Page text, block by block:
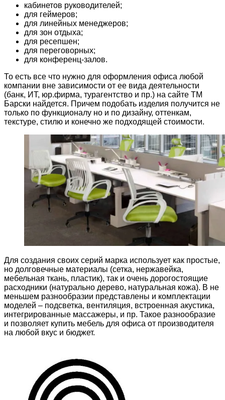
кабинетов руководителей;
для геймеров;
для линейных менеджеров;
для зон отдыха;
для ресепшен;
для переговорных;
для конференц-залов.
То есть все что нужно для оформления офиса любой
компании вне зависимости от ее вида деятельности
(банк, ИТ, юр.фирма, турагентство и пр.) на сайте ТМ
Барски найдется. Причем подобать изделия получится не
только по функционалу но и по дизайну, оттенкам,
текстуре, стилю и конечно же подходящей стоимости.
Для создания своих серий марка использует как простые,
но долговечные материалы (сетка, нержавейка,
мебельная ткань, пластик), так и очень дорогостоящие
расходники (натурально дерево, натуральная кожа). В не
меньшем разнообразии представлены и комплектации
моделей – подсветка, вентиляция, встроенная акустика,
интегрированные массажеры, и пр. Такое разнообразие
и позволяет купить мебель для офиса от производителя
на любой вкус и бюджет.